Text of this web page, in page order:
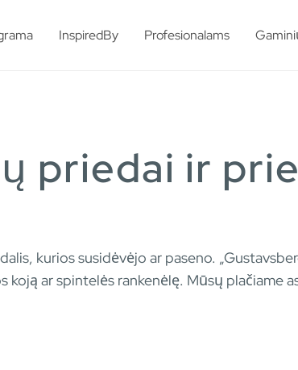
InspiredBy Profesionalams
priedai ir
kurios susidėvėjo ar paseno.
ar spintelės rankenėlę. Mūsų plačiame